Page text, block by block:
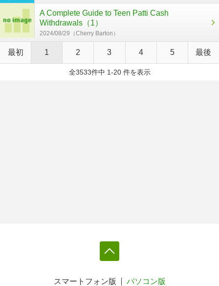
A Complete Guide to Teen Patti Cash
Withdrawals（1）
2024/08/29（Cherry Barton）
最初 1 2 3 4 5 最後
全3533件中 1-20 件を表示
スマートフォン版 パソコン版